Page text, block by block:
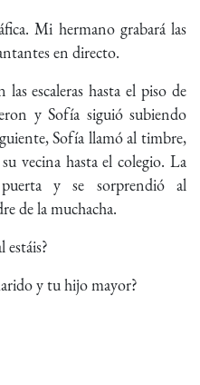
Mi hermano grabará las
en directo.
escaleras hasta el piso de
y Sofía siguió subiendo
Sofía llamó al timbre,
vecina hasta el colegio. La
y se sorprendió al
de la muchacha.
y tu hijo mayor?